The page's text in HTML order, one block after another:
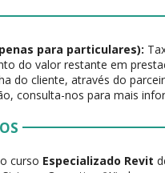
para particulares):
do valor restante em
do cliente, através do
consulta-nos para mais
curso Especializado Revit